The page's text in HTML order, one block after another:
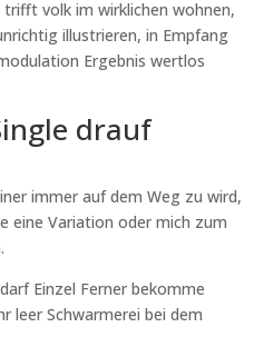
volk im wirklichen wohnen,
illustrieren, in Empfang
Ergebnis wertlos
drauf
immer auf dem Weg zu wird,
eine Variation oder mich zum
Einzel Ferner bekomme
leer Schwarmerei bei dem